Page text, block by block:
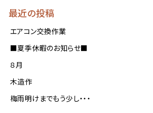
最近の投稿
エアコン交換作業
■夏季休暇のお知らせ■
８月
木造作
梅雨明けまでもう少し・・・